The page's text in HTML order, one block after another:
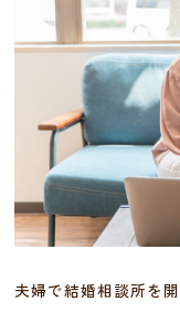
夫婦で結婚相談所を